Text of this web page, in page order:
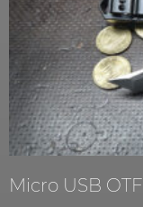
Micro USB